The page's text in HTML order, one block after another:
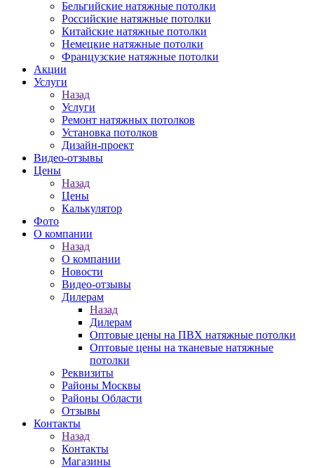
Бельгийские натяжные потолки
Российские натяжные потолки
Китайские натяжные потолки
Немецкие натяжные потолки
Французские натяжные потолки
Акции
Услуги
Назад
Услуги
Ремонт натяжных потолков
Установка потолков
Дизайн-проект
Видео-отзывы
Цены
Назад
Цены
Калькулятор
Фото
О компании
Назад
О компании
Новости
Видео-отзывы
Дилерам
Назад
Дилерам
Оптовые цены на ПВХ натяжные потолки
Оптовые цены на тканевые натяжные
потолки
Реквизиты
Районы Москвы
Районы Области
Отзывы
Контакты
Назад
Контакты
Магазины